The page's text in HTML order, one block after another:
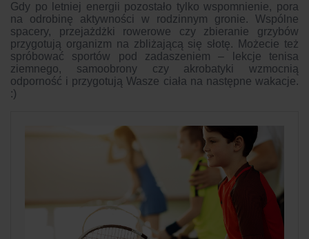
Gdy po letniej energii pozostało tylko wspomnienie, pora
na odrobinę aktywności w rodzinnym gronie. Wspólne
spacery, przejażdżki rowerowe czy zbieranie grzybów
przygotują organizm na zbliżającą się słotę. Możecie też
spróbować sportów pod zadaszeniem – lekcje tenisa
ziemnego, samoobrony czy akrobatyki wzmocnią
odporność i przygotują Wasze ciała na następne wakacje.
:)